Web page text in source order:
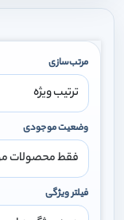
مرتب‌سازی
وضعیت موجودی
فیلتر ویژگی